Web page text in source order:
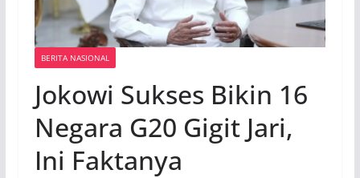
BERITA NASIONAL
Jokowi Sukses Bikin 16
Negara G20 Gigit Jari,
Ini Faktanya